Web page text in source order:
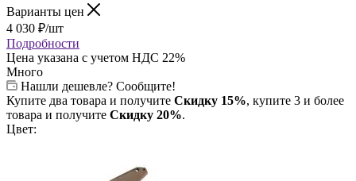
Варианты цен
4 030 ₽/шт
Подробности
Цена указана с учетом НДС 22%
Много
Нашли дешевле? Сообщите!
Купите два товара и получите Скидку 15%, купите 3 и более
товара и получите Скидку 20%.
Цвет: